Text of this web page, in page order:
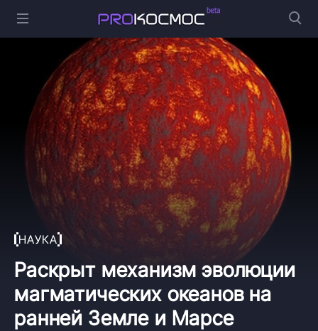
НАУКА
Раскрыт механизм эволюции
магматических океанов на
ранней Земле и Марсе